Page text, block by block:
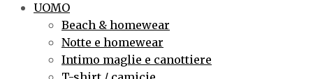
UOMO
Beach & homewear
Notte e homewear
Intimo maglie e canottiere